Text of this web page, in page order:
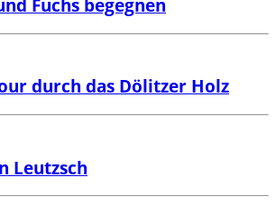
Fuchs begegnen
durch das Dölitzer Holz
Leutzsch